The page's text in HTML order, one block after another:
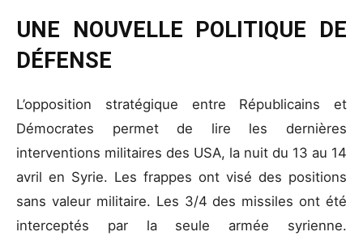
UNE NOUVELLE POLITIQUE DE
DÉFENSE
L’opposition stratégique entre Républicains et
Démocrates permet de lire les dernières
interventions militaires des USA, la nuit du 13 au 14
avril en Syrie. Les frappes ont visé des positions
sans valeur militaire. Les 3/4 des missiles ont été
interceptés par la seule armée syrienne.